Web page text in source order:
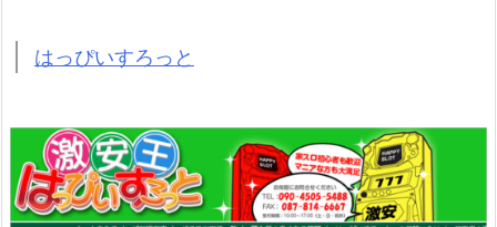
はっぴいすろっと